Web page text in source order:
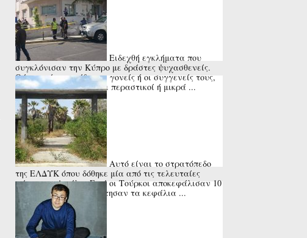
Ειδεχθή εγκλήματα που
συγκλόνισαν την Κύπρο με δράστες ψυχασθενείς.
Θύματα ήταν οι ίδιοι οι γονείς ή οι συγγενείς τους,
αλλά και ανυποψίαστοι περαστικοί ή μικρά ...
Αυτό είναι το στρατόπεδο
της ΕΛΔΥΚ όπου δόθηκε μία από τις τελευταίες
μάχες του Αττίλα. Εκεί οι Τούρκοι αποκεφάλισαν 10
στρατιώτες και τοποθέτησαν τα κεφάλια ...